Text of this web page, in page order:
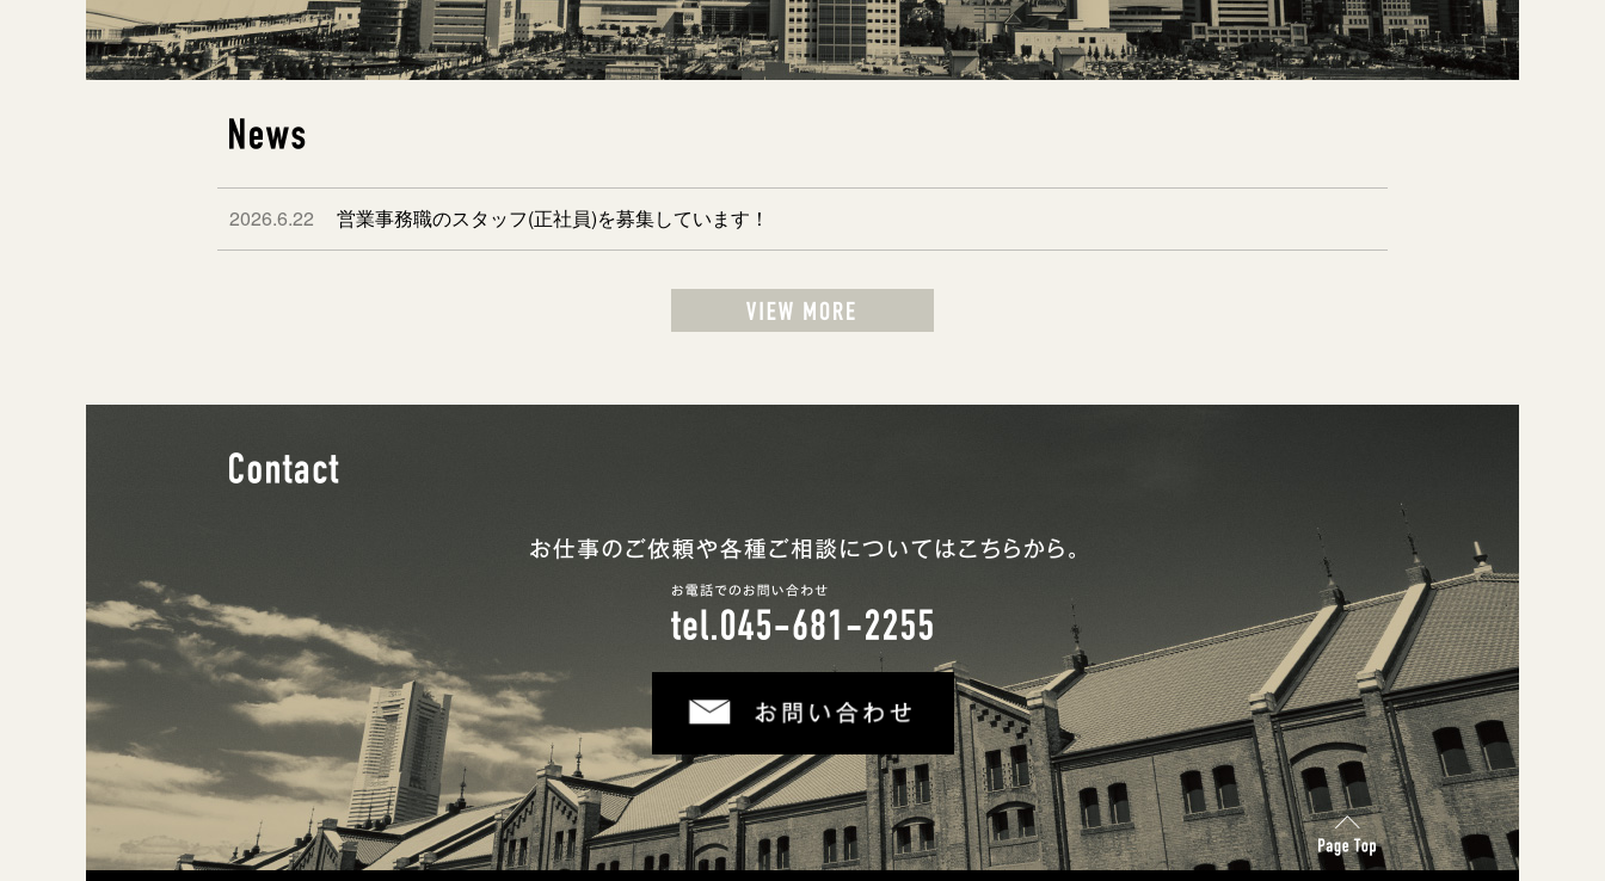
News
2026.6.22 営業事務職のスタッフ(正社員)を募集しています！
View more
Contact
お仕事のご依頼や各種ご相談についてはこちらから。
お電話でのお問い合わせ
tel.045-681-2255
お問い合わせ
Page Top